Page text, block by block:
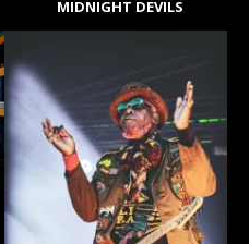
MIDNIGHT DEVILS